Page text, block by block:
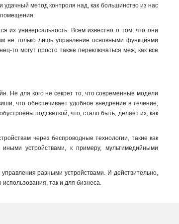
метод контроля над, как большинство из нас
помещения.
их универсальность. Всем известно о том, что они
не только лишь управление основными функциями
то могут просто также переключаться меж, как все
Не для кого не секрет то, что современные модели
что обеспечивает удобное внедрение в течение,
подсветкой, что, стало быть, делает их, как
через беспроводные технологии, такие как
устройствами, к примеру, мультимедийными
разными устройствами. И действительно,
так и для бизнеса.